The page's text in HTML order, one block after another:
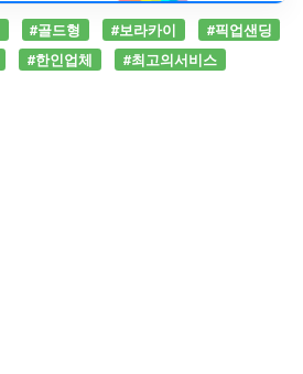
#골드형 #보라카이
#픽업샌딩
#한인업체 #최고의서비스